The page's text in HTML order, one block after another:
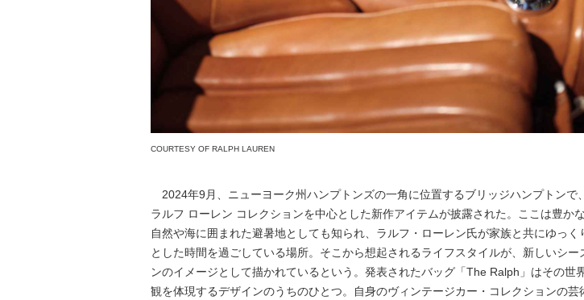
COURTESY OF RALPH LAUREN
2024年9月、ニューヨーク州ハンプトンズの一角に位置するブリッジハンプトンで、
ラルフ ローレン コレクションを中心とした新作アイテムが披露された。ここは豊かな
自然や海に囲まれた避暑地としても知られ、ラルフ・ローレン氏が家族と共にゆっく
とした時間を過ごしている場所。そこから想起されるライフスタイルが、新しいシー
ンのイメージとして描かれているという。発表されたバッグ「The Ralph」はその世
観を体現するデザインのうちのひとつ。自身のヴィンテージカー・コレクションの芸